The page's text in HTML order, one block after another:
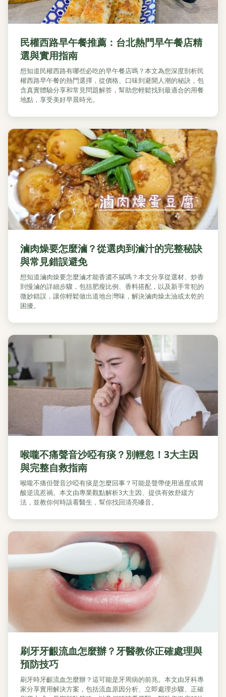
民權西路早午餐推薦：台北熱門早午餐店精
選與實用指南
想知道民權西路有哪些必吃的早午餐店嗎？本文為您深度剖析民
權西路早午餐的熱門選擇，從價格、口味到避開人潮的秘訣，包
含真實體驗分享和常見問題解答，幫助您輕鬆找到最適合的用餐
地點，享受美好早晨時光。
滷肉燥要怎麼滷？從選肉到滷汁的完整秘訣
與常見錯誤避免
想知道滷肉燥要怎麼滷才能香濃不膩嗎？本文分享從選材、炒香
到慢滷的詳細步驟，包括肥瘦比例、香料搭配，以及新手常犯的
微妙錯誤，讓你輕鬆做出道地台灣味，解決滷肉燥太油或太乾的
困擾。
喉嚨不痛聲音沙啞有痰？別輕忽！3大主因
與完整自救指南
喉嚨不痛但聲音沙啞有痰是怎麼回事？可能是聲帶使用過度或胃
酸逆流惹禍。本文由專業觀點解析3大主因、提供有效舒緩方
法，並教你何時該看醫生，幫你找回清亮嗓音。
刷牙牙齦流血怎麼辦？牙醫教你正確處理與
預防技巧
刷牙時牙齦流血怎麼辦？這可能是牙周病的前兆。本文由牙科專
家分享實用解決方案，包括流血原因分析、立即處理步驟、正確